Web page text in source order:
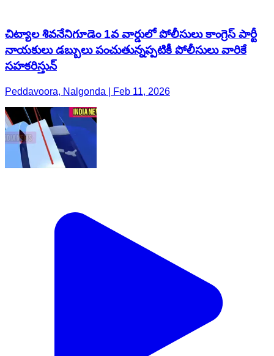
చిట్యాల శివనేనిగూడెం 1వ వార్డులో పోలీసులు కాంగ్రెస్ పార్టీ
నాయకులు డబ్బులు పంచుతున్నప్పటికీ పోలీసులు వారికే
సహకరిస్తున్
Peddavoora, Nalgonda | Feb 11, 2026